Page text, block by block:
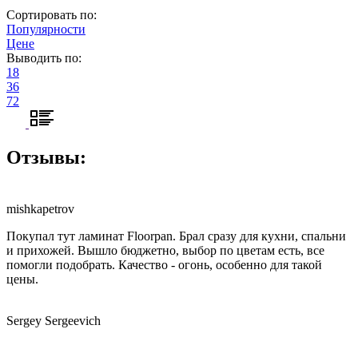
Сортировать по:
Популярности
Цене
Выводить по:
18
36
72
Отзывы:
mishkapetrov
Покупал тут ламинат Floorpan. Брал сразу для кухни, спальни
и прихожей. Вышло бюджетно, выбор по цветам есть, все
помогли подобрать. Качество - огонь, особенно для такой
цены.
Sergey Sergeevich